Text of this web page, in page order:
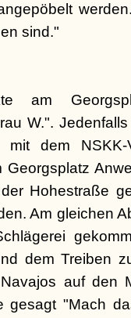
sind."
am
W.".
dem NSKK-
Hohestraße
Am gleichen
dem Treiben
auf den
gesagt "Mach